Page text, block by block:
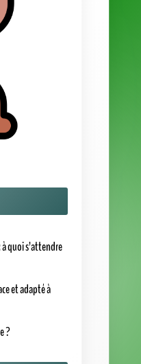
quoi s’attendre
et adapté à
?